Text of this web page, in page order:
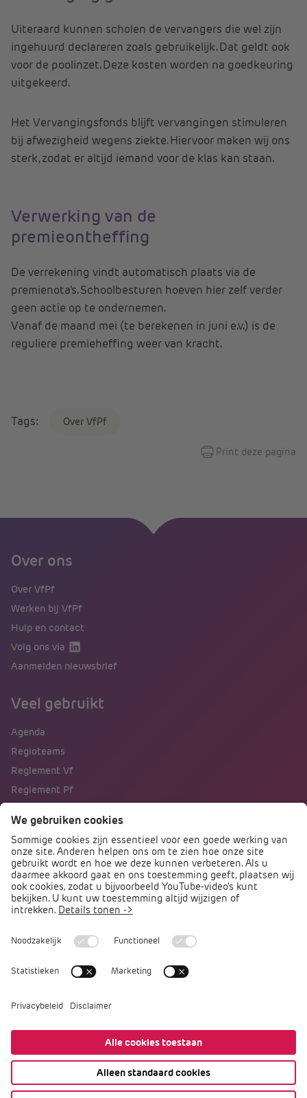
Uiteraard kunnen scholen de vervangers die wel zijn
ingehuurd declareren zoals gebruikelijk. Dat geldt ook
voor de poolinzet. Deze kosten worden na goedkeuring
uitgekeerd.
Het Vervangingsfonds blijft vervangingen stimuleren
bij afwezigheid wegens ziekte. Hiervoor maken wij ons
sterk, zodat er altijd iemand voor de klas kan staan.
Verwerking van de
premieontheffing
De verrekening vindt automatisch plaats via de
premienota’s. Schoolbesturen hoeven hier zelf verder
geen actie op te ondernemen.
Vanaf de maand mei (te berekenen in juni e.v.) is de
reguliere premieheffing weer van kracht.
Tags: Over VfPf
Print deze pagina
Over ons
Over VfPf
Werken bij VfPf
Hulp en contact
Volg ons via
Aanmelden nieuwsbrief
Veel gebruikt
Agenda
Regioteams
Reglement Vf
Reglement Pf
Direct naar
Podcast PO praat
Arbocatalogus PO
Arbomeester